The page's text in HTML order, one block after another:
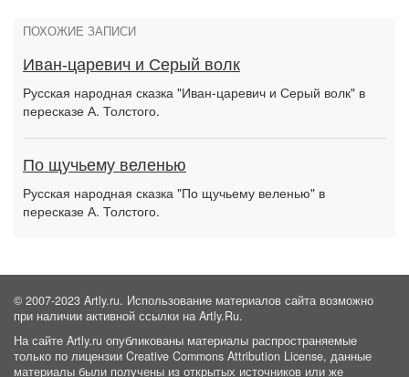
ПОХОЖИЕ ЗАПИСИ
Иван-царевич и Серый волк
Русская народная сказка "Иван-царевич и Серый волк" в
пересказе А. Толстого.
По щучьему веленью
Русская народная сказка "По щучьему веленью" в
пересказе А. Толстого.
© 2007-2023 Artly.ru. Использование материалов сайта возможно
при наличии активной ссылки на Artly.Ru.
На сайте Artly.ru опубликованы материалы распространяемые
только по лицензии Creative Commons Attribution License, данные
материалы были получены из открытых источников или же